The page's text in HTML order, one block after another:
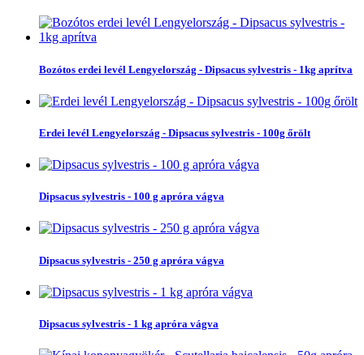
Bozótos erdei levél Lengyelország - Dipsacus sylvestris - 1kg aprítva
Erdei levél Lengyelország - Dipsacus sylvestris - 100g őrölt
Dipsacus sylvestris - 100 g apróra vágva
Dipsacus sylvestris - 250 g apróra vágva
Dipsacus sylvestris - 1 kg apróra vágva